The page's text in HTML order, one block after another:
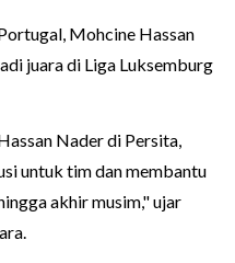
Mohcine Hassan
juara di Liga Luksemburg
Nader di Persita,
untuk tim dan membantu
akhir musim," ujar